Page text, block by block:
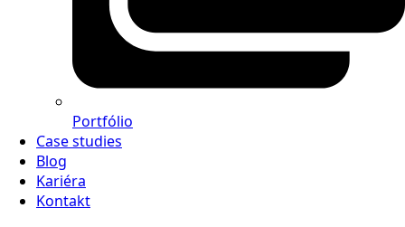
Portfólio
Case studies
Blog
Kariéra
Kontakt